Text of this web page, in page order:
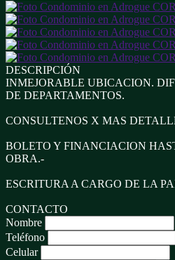
DESCRIPCIÓN
INMEJORABLE UBICACION.
DE DEPARTAMENTOS.
CONSULTENOS X MAS
BOLETO Y FINANCIACION
OBRA.-
ESCRITURA A CARGO DE LA
CONTACTO
Nombre
Teléfono
Celular